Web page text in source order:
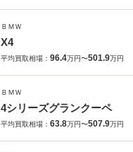
ＢＭＷ
X4
平均買取相場： 96.4万円〜501.9万円
ＢＭＷ
4シリーズグランクーペ
平均買取相場： 63.8万円〜507.9万円